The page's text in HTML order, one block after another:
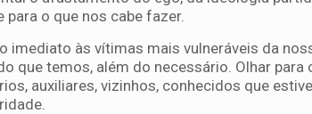
para o que nos cabe fazer.
imediato às vítimas mais vulneráveis da
que temos, além do necessário. Olhar
auxiliares, vizinhos, conhecidos que